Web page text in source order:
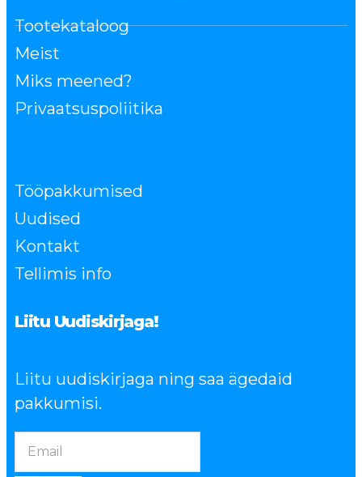
Tootekataloog
Meist
Miks meened?
Privaatsuspoliitika
Tööpakkumised
Uudised
Kontakt
Tellimis info
Liitu Uudiskirjaga!
Liitu uudiskirjaga ning saa ägedaid
pakkumisi.